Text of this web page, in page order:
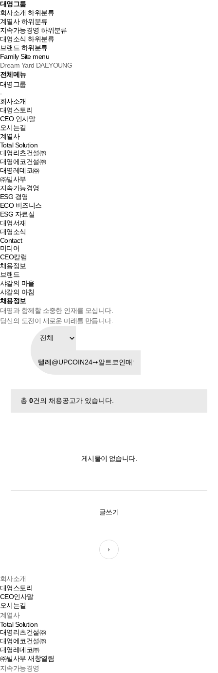
대영그룹
회사소개 하위분류
계열사 하위분류
지속가능경영 하위분류
대영소식 하위분류
브랜드 하위분류
Family Site menu
Dream Yard DAEYOUNG
전체메뉴
대영그룹
회사소개
대영스토리
CEO 인사말
오시는길
계열사
Total Solution
대영리츠건설㈜
대영에코건설㈜
대영레데코㈜
㈜빌사부
지속가능경영
ESG 경영
ECO 비즈니스
ESG 자료실
대영서재
대영소식
Contact
미디어
CEO칼럼
채용정보
브랜드
샤갈의 마을
샤갈의 아침
채용정보
대영과 함께할 소중한 인재를 모십니다.
당신의 도전이 새로운 미래를 만듭니다.
총0건의 채용공고가 있습니다.
게시물이 없습니다.
글쓰기
회사소개
대영스토리
CEO인사말
오시는길
계열사
Total Solution
대영리츠건설㈜
대영에코건설㈜
대영레데코㈜
㈜빌사부새창열림
지속가능경영